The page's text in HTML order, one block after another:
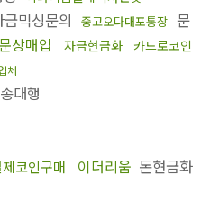
금믹싱문의 중고오다대포통장 문
문상매입 자금현금화
카드로코인
체
대행
코인구매 이더리움 돈현금화